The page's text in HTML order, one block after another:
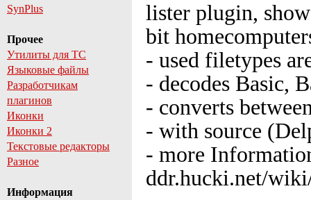
SynPlus
Прочее
Утилиты для TC
Языковые файлы
Разработчикам
плагинов
Иконки
Иконки 2
Текстовые редакторы
Разное
Информация
lister plugin,
bit
- used filetypes
- decodes Basic,
- converts
- with source
- more
ddr.hucki.net/